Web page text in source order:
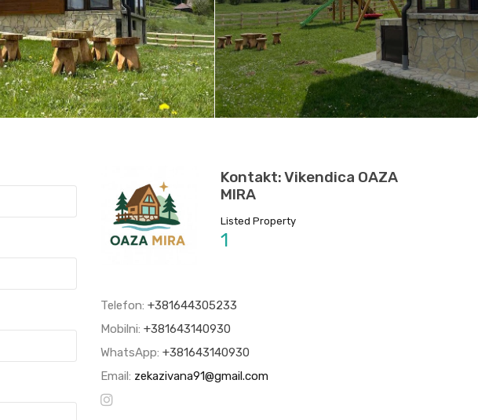
Kontakt: Vikendica OAZA
MIRA
Listed Property
1
Telefon: +381644305233
Mobilni: +381643140930
WhatsApp: +381643140930
Email: zekazivana91@gmail.com